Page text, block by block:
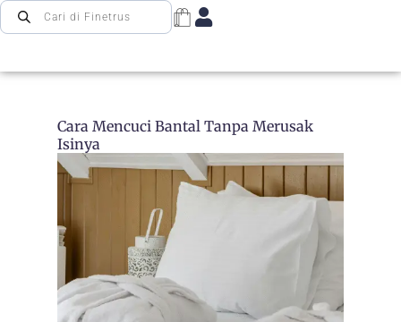
Cara Mencuci Bantal Tanpa Merusak
Isinya